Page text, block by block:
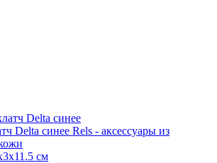
Delta синее Rels - аксессуары из
см